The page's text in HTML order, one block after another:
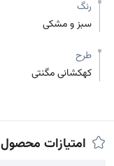
رنگ
سبز و مشکی
طرح
کهکشانی مگنتی
امتیازات محصول